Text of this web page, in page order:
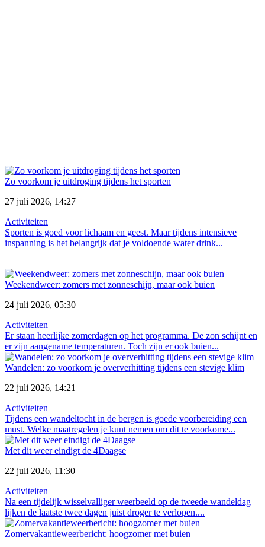
Zo voorkom je uitdroging tijdens het sporten
27 juli 2026, 14:27
Activiteiten
Sporten is goed voor lichaam en geest. Maar tijdens intensieve
inspanning is het belangrijk dat je voldoende water drink...
Weekendweer: zomers met zonneschijn, maar ook buien
24 juli 2026, 05:30
Activiteiten
Er staan heerlijke zomerdagen op het programma. De zon schijnt en
er zijn aangename temperaturen. Toch zijn er ook buien...
Wandelen: zo voorkom je oververhitting tijdens een stevige klim
22 juli 2026, 14:21
Activiteiten
Tijdens een wandeltocht in de bergen is goede voorbereiding een
must. Welke maatregelen je kunt nemen om dit te voorkome...
Met dit weer eindigt de 4Daagse
22 juli 2026, 11:30
Activiteiten
Na een tijdelijk wisselvalliger weerbeeld op de tweede wandeldag
lijken de laatste twee dagen juist droger te verlopen....
Zomervakantieweerbericht: hoogzomer met buien